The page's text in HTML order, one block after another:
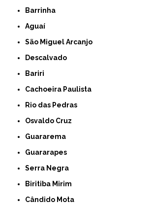
Barrinha
Aguaí
São Miguel Arcanjo
Descalvado
Bariri
Cachoeira Paulista
Rio das Pedras
Osvaldo Cruz
Guararema
Guararapes
Serra Negra
Biritiba Mirim
Cândido Mota